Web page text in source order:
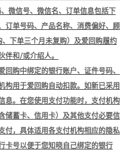
微信号、微信名、订单信息包括下
订单号码、产品名称、消费偏好、顾
、下单三个月未复购）及爱回购履约
伴和 /或介绍人。
购中绑定的银行账户、证件号码、
构用于爱回购自动扣款。如新已采用
息。 在您使用支付功能时，支付机构
储蓄卡、信用卡）及其他支付必要信
付，具体适用各支付机构相应的隐私
卡号以便于您知晓自己绑定的银行